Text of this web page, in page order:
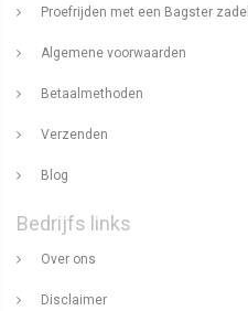
Proefrijden met een Bagster zadel
Algemene voorwaarden
Betaalmethoden
Verzenden
Blog
Bedrijfs links
Over ons
Disclaimer